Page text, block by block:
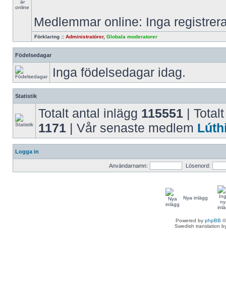
Medlemmar online: Inga
Förklaring :: Administratörer, Globala moderatorer
Födelsedagar
Inga födelsedagar idag.
Statistik
Totalt antal inlägg 115551 |
1171 | Vår senaste medlem
Logga in
Användarnamn: Lösenord:
Nya inlägg
Powered by phpBB
Swedish translation